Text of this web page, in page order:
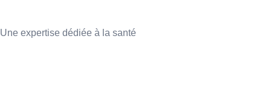
Une expertise dédiée à la santé